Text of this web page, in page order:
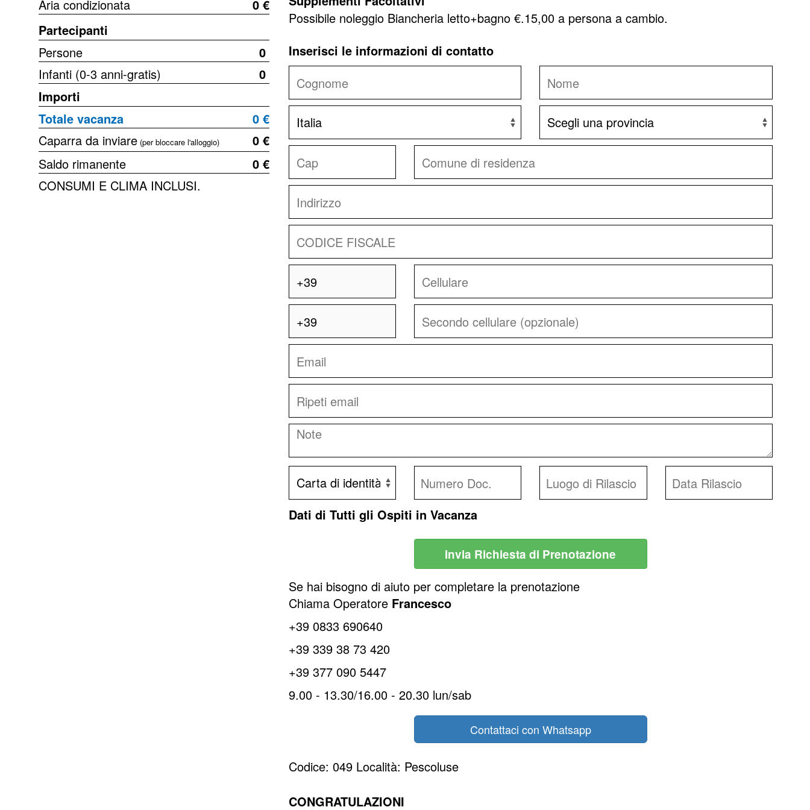
Aria condizionata
0 €
Partecipanti
Persone
0
Infanti (0-3 anni-gratis)
0
Importi
Totale vacanza
0 €
Caparra da inviare (per bloccare l'alloggio)
0 €
Saldo rimanente
0 €
CONSUMI E CLIMA INCLUSI.
Possibile noleggio Biancheria letto+bagno €.15,00 a persona a cambio.
Inserisci le informazioni di contatto
Dati di Tutti gli Ospiti in Vacanza
Invia Richiesta di Prenotazione
Se hai bisogno di aiuto per completare la prenotazione
Chiama Operatore Francesco
+39 0833 690640
+39 339 38 73 420
+39 377 090 5447
9.00 - 13.30/16.00 - 20.30 lun/sab
Contattaci con Whatsapp
Codice: 049 Località: Pescoluse
CONGRATULAZIONI